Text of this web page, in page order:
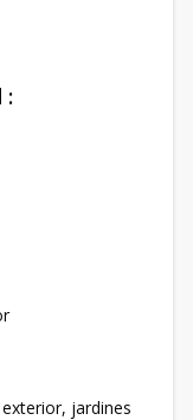
:
jardines